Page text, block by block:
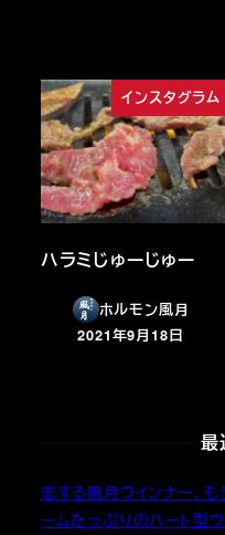
インスタグラム
ハラミじゅーじゅー
ホルモン風月
投稿日
2021年9月18日
最
恋する風月ウインナー、
ームたっぷりのハート型